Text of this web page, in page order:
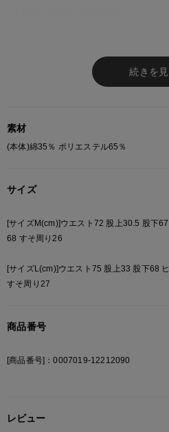
・ストリートスタイルに欠かせない
・ゆったりシルエットでルーズに履
・ボリューム感のあるシルエットな
トスタイルに仕上げるのも◎
・オシャレなワンマイルルックコー
ブランド品番:12412041
アイテム名:【MLB/メジャーリーグ
【Design/デザイン】
・落ち感のあるやわらかいスウェッ
・さりげないワンポイントの刺繍も
・ポケット付きで、ちょっとしたお
続きを見
素材
(本体)綿35％ ポリエステル65％
サイズ
[サイズM(cm)]ウエスト72 股上30.5 股下
68 すそ周り26
[サイズL(cm)]ウエスト75 股上33 股下68
すそ周り27
商品番号
[商品番号]：0007019-12212090
レビュー